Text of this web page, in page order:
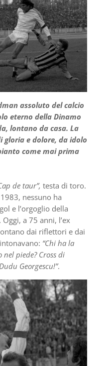
assoluto del calcio
eterno della Dinamo
lontano da casa. La
gloria e dolore, da idolo
come mai prima
de taur”, testa di toro.
nessuno ha
e l’orgoglio della
a 75 anni, l’ex
dai riflettori e dai
“Chi ha la
nel piede? Cross di
Georgescu!”.